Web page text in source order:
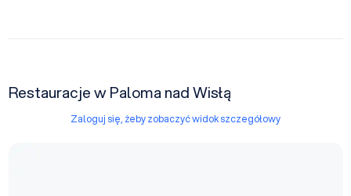
Restauracje w Paloma nad Wisłą
Zaloguj się, żeby zobaczyć widok szczegółowy